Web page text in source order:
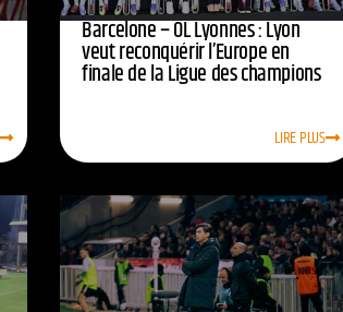
Barcelone – OL Lyonnes : Lyon
veut reconquérir l’Europe en
finale de la Ligue des champions
LIRE PLUS